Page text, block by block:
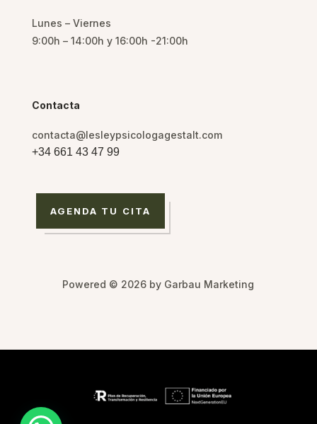
Lunes – Viernes
9:00h – 14:00h y 16:00h -21:00h
Contacta
contacta@lesleypsicologagestalt.com
+34 661 43 47 99
AGENDA TU CITA
Powered © 2026 by Garbau Marketing